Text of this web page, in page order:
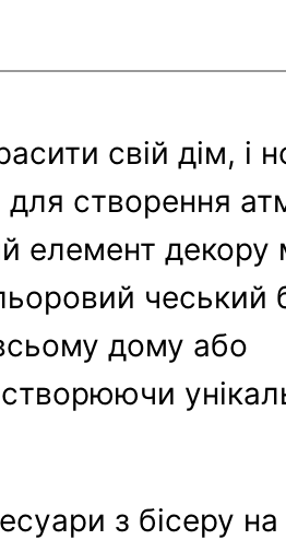
свій дім, і
для створення
елемент
чеський
дому або
з бісеру на